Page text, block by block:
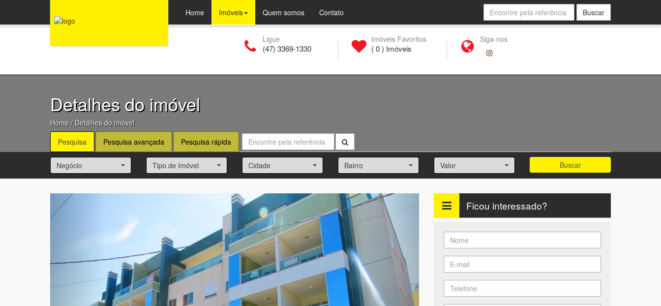
Ligue
(47) 3369-1330
Imóveis Favoritos
(0) Imóveis
Siga-nos
Detalhes do imóvel
Home / Detalhes do imóvel
Pesquisa
Pesquisa avançada Pesquisa rápida
Negócio Tipo de Imóvel Cidade Bairro Valor Buscar
Home Imóveis Quem somos(current)Contato Buscar
Ficou interessado?